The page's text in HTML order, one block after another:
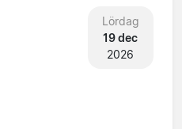
Lördag
19 dec
2026